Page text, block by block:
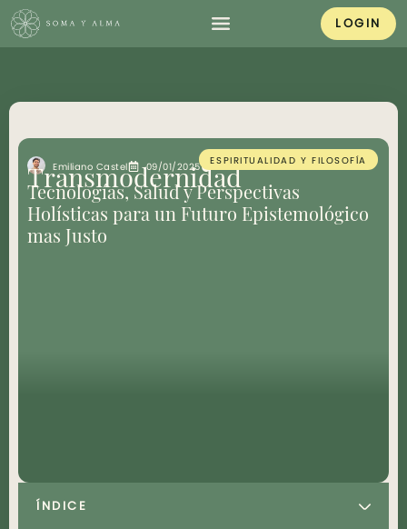
LOGIN
Emiliano Castel 09/01/2025 4 ´
Transmodernidad
Tecnologías, Salud y Perspectivas
Holísticas para un Futuro Epistemológico
mas Justo
ESPIRITUALIDAD Y FILOSOFÍA
ÍNDICE